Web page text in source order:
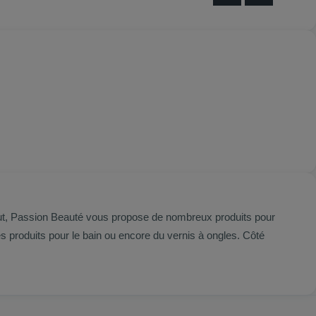
Passion Beauté vous propose de nombreux produits pour
pour le bain ou encore du vernis à ongles. Côté